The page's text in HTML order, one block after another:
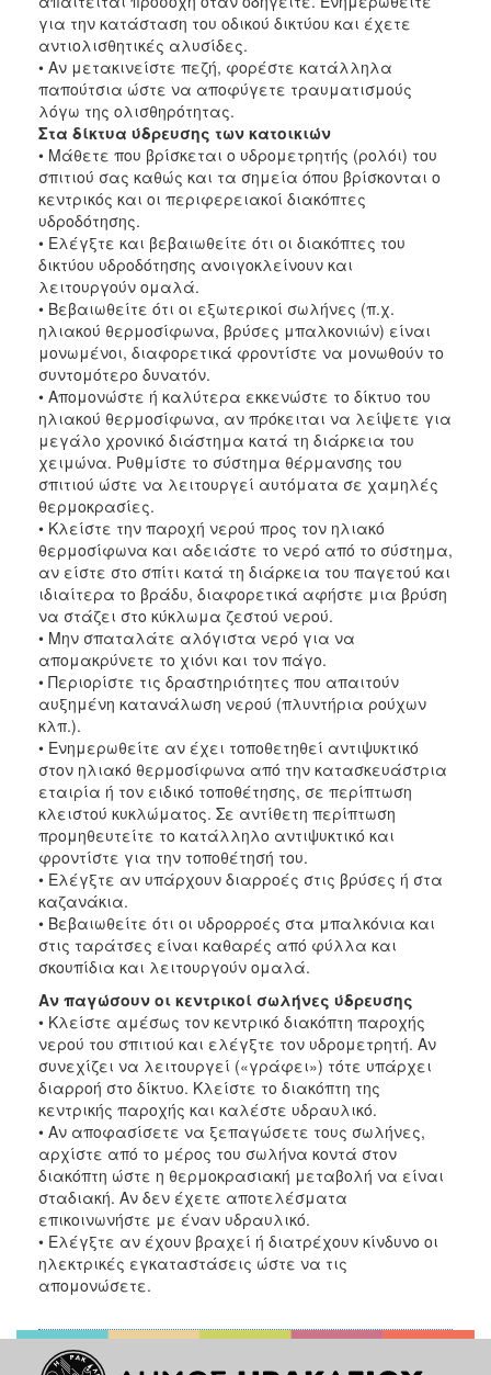
για την κατάσταση του οδικού δικτύου και έχετε
αντιολισθητικές αλυσίδες.
• Αν μετακινείστε πεζή, φορέστε κατάλληλα
παπούτσια ώστε να αποφύγετε τραυματισμούς
λόγω της ολισθηρότητας.
Στα δίκτυα ύδρευσης των κατοικιών
• Μάθετε που βρίσκεται ο υδρομετρητής (ρολόι) του
σπιτιού σας καθώς και τα σημεία όπου βρίσκονται ο
κεντρικός και οι περιφερειακοί διακόπτες
υδροδότησης.
• Ελέγξτε και βεβαιωθείτε ότι οι διακόπτες του
δικτύου υδροδότησης ανοιγοκλείνουν και
λειτουργούν ομαλά.
• Βεβαιωθείτε ότι οι εξωτερικοί σωλήνες (π.χ.
ηλιακού θερμοσίφωνα, βρύσες μπαλκονιών) είναι
μονωμένοι, διαφορετικά φροντίστε να μονωθούν το
συντομότερο δυνατόν.
• Απομονώστε ή καλύτερα εκκενώστε το δίκτυο του
ηλιακού θερμοσίφωνα, αν πρόκειται να λείψετε για
μεγάλο χρονικό διάστημα κατά τη διάρκεια του
χειμώνα. Ρυθμίστε το σύστημα θέρμανσης του
σπιτιού ώστε να λειτουργεί αυτόματα σε χαμηλές
θερμοκρασίες.
• Κλείστε την παροχή νερού προς τον ηλιακό
θερμοσίφωνα και αδειάστε το νερό από το σύστημα,
αν είστε στο σπίτι κατά τη διάρκεια του παγετού και
ιδιαίτερα το βράδυ, διαφορετικά αφήστε μια βρύση
να στάζει στο κύκλωμα ζεστού νερού.
• Μην σπαταλάτε αλόγιστα νερό για να
απομακρύνετε το χιόνι και τον πάγο.
• Περιορίστε τις δραστηριότητες που απαιτούν
αυξημένη κατανάλωση νερού (πλυντήρια ρούχων
κλπ.).
• Ενημερωθείτε αν έχει τοποθετηθεί αντιψυκτικό
στον ηλιακό θερμοσίφωνα από την κατασκευάστρια
εταιρία ή τον ειδικό τοποθέτησης, σε περίπτωση
κλειστού κυκλώματος. Σε αντίθετη περίπτωση
προμηθευτείτε το κατάλληλο αντιψυκτικό και
φροντίστε για την τοποθέτησή του.
• Ελέγξτε αν υπάρχουν διαρροές στις βρύσες ή στα
καζανάκια.
• Βεβαιωθείτε ότι οι υδρορροές στα μπαλκόνια και
στις ταράτσες είναι καθαρές από φύλλα και
σκουπίδια και λειτουργούν ομαλά.
Αν παγώσουν οι κεντρικοί σωλήνες ύδρευσης
• Κλείστε αμέσως τον κεντρικό διακόπτη παροχής
νερού του σπιτιού και ελέγξτε τον υδρομετρητή. Αν
συνεχίζει να λειτουργεί («γράφει») τότε υπάρχει
διαρροή στο δίκτυο. Κλείστε το διακόπτη της
κεντρικής παροχής και καλέστε υδραυλικό.
• Αν αποφασίσετε να ξεπαγώσετε τους σωλήνες,
αρχίστε από το μέρος του σωλήνα κοντά στον
διακόπτη ώστε η θερμοκρασιακή μεταβολή να είναι
σταδιακή. Αν δεν έχετε αποτελέσματα
επικοινωνήστε με έναν υδραυλικό.
• Ελέγξτε αν έχουν βραχεί ή διατρέχουν κίνδυνο οι
ηλεκτρικές εγκαταστάσεις ώστε να τις
απομονώσετε.